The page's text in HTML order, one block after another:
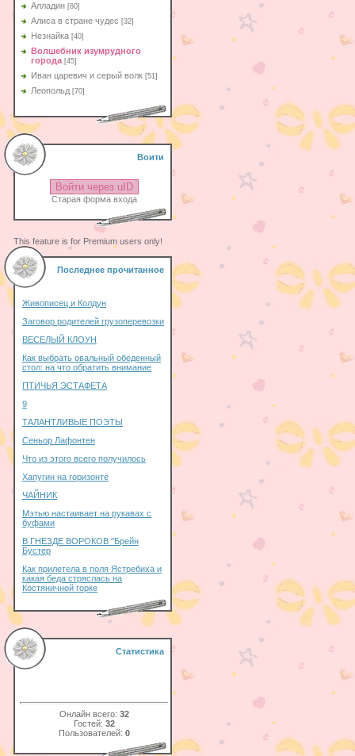
Алладин [60]
Aлиса в стране чудес [32]
Незнайка [40]
Волшебник изумрудного
города [45]
Иван царевич и серый волк [51]
Леопольд [70]
Воити
Войти через uID
Старая форма входа
This feature is for Premium users only!
Последнее прочитанное
Живописец и Колдун
Заговор родителей грузоперевозки
ВЕСЕЛЫЙ КЛОУН
Как выбрать овальный обеденный
стол: на что обратить внимание
ПТИЧЬЯ ЭСТАФЕТА
9
ТАЛАНТЛИВЫЕ ПОЭТЫ
Сеньор Лафонтен
Что из этого всего получилось
Хапугин на горизонте
ЧАЙНИК
Мэтью настаивает на рукавах с
буфами
В ГНЕЗДЕ ВОРОКОВ "Брейн
Бустер
Как прилетела в поля Ястребиха и
какая беда стряслась на
Костяничной горке
Статистика
Онлайн всего: 32
Гостей: 32
Пользователей: 0